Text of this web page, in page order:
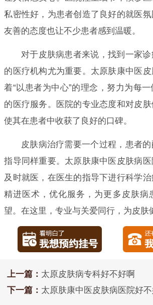
私密性好，为患者创造了良好的就医
友善的态度也让不少患者感到温暖。
对于皮肤病患者来说，找到一家
的医疗机构尤为重要。太原肤康中医
着“以患者为中心”的理念，努力为每
的医疗服务。医院的专业态度和对皮肤
使其在患者中收获了良好的口碑。
皮肤病治疗需要一个过程，患者
指导同样重要。太原肤康中医皮肤病
及时就医，在医生的指导下进行科学
精进医术，优化服务，为更多皮肤病
望。在这里，专业与关爱同行，为皮肤
上一篇： 太原皮肤病专科好不好啊
下一篇： 太原肤康中医皮肤病医院好